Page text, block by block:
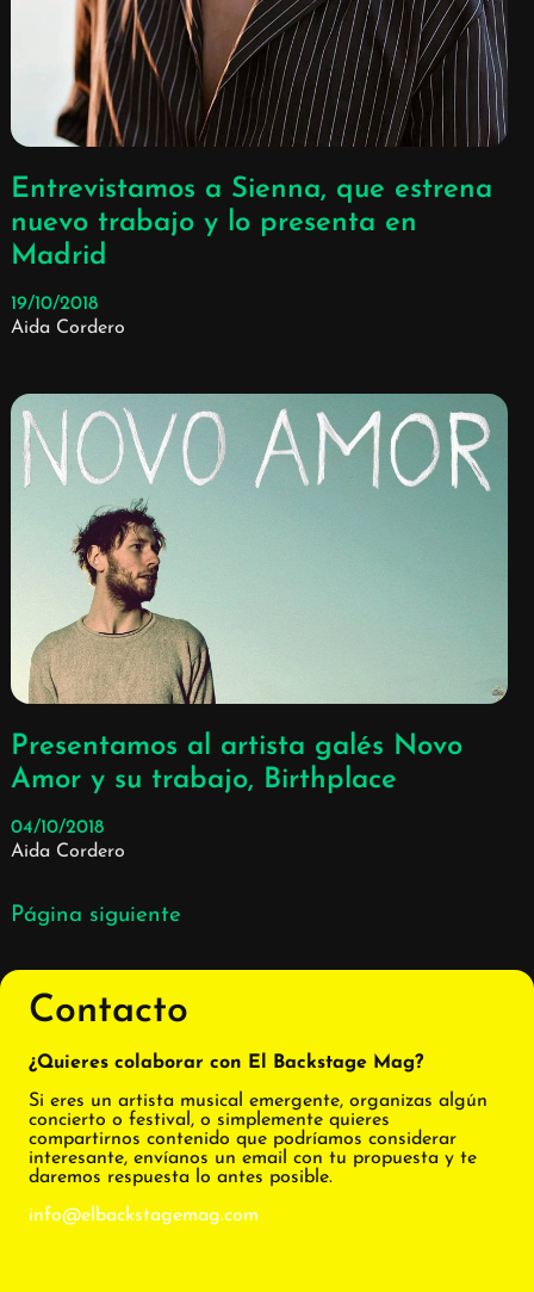
Entrevistamos a Sienna, que estrena
nuevo trabajo y lo presenta en
Madrid
19/10/2018
Aida Cordero
Presentamos al artista galés Novo
Amor y su trabajo, Birthplace
04/10/2018
Aida Cordero
Página siguiente
Contacto
¿Quieres colaborar con El Backstage Mag?
Si eres un artista musical emergente, organizas algún
concierto o festival, o simplemente quieres
compartirnos contenido que podríamos considerar
interesante, envíanos un email con tu propuesta y te
daremos respuesta lo antes posible.
info@elbackstagemag.com